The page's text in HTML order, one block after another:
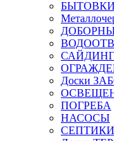
БЫТОВКИ
Доски
ПОГРЕБА
НАСОСЫ
СЕПТИКИ,